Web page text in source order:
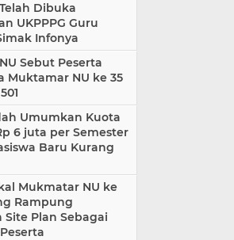
Dibuka
UKPPPG Guru
Infonya
Sebut Peserta
Muktamar NU ke 35
Umumkan Kuota
6 juta per Semester
Baru Kurang
Mukmatar NU ke
Rampung
Site Plan Sebagai